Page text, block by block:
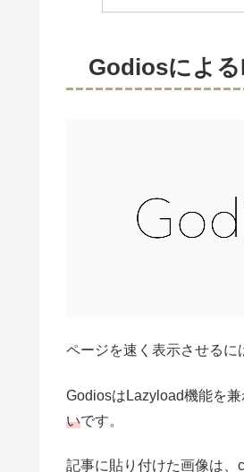
Godiosによ
ページを速く表示させるに
GodiosはLazyload機能を
いです。
記事に貼り付けた画像は、